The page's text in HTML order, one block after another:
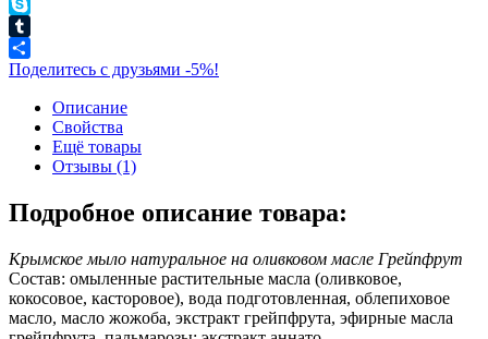
WhatsApp
Skype
Tumblr
Поделитесь с друзьями -5%!
Описание
Свойства
Ещё товары
Отзывы (1)
Подробное описание товара:
Крымское мыло натуральное на оливковом масле Грейпфрут
Состав: омыленные растительные масла (оливковое,
кокосовое, касторовое), вода подготовленная, облепиховое
масло, масло жожоба, экстракт грейпфрута, эфирные масла